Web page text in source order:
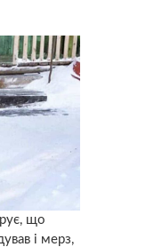
що
і мерз,